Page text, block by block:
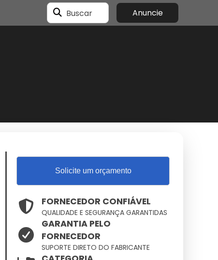
Buscar Anuncie
Solicite um orçamento
FORNECEDOR CONFIÁVEL
QUALIDADE E SEGURANÇA GARANTIDAS
GARANTIA PELO
FORNECEDOR
SUPORTE DIRETO DO FABRICANTE